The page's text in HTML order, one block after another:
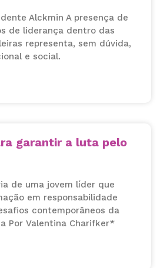
Alckmin A presença de
de liderança dentro das
representa, sem dúvida,
e social.
garantir a luta pelo
de uma jovem líder que
em responsabilidade
contemporâneos da
Por Valentina Charifker*